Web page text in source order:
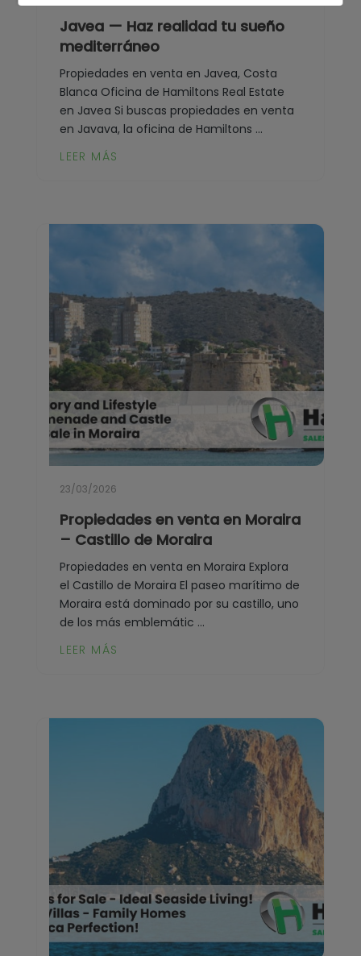
Javea — Haz realidad tu sueño
mediterráneo
Propiedades en venta en Javea, Costa
Blanca Oficina de Hamiltons Real Estate
en Javea Si buscas propiedades en venta
en Javava, la oficina de Hamiltons ...
LEER MÁS
23/03/2026
Propiedades en venta en Moraira
– Castillo de Moraira
Propiedades en venta en Moraira Explora
el Castillo de Moraira El paseo marítimo de
Moraira está dominado por su castillo, uno
de los más emblemátic ...
LEER MÁS